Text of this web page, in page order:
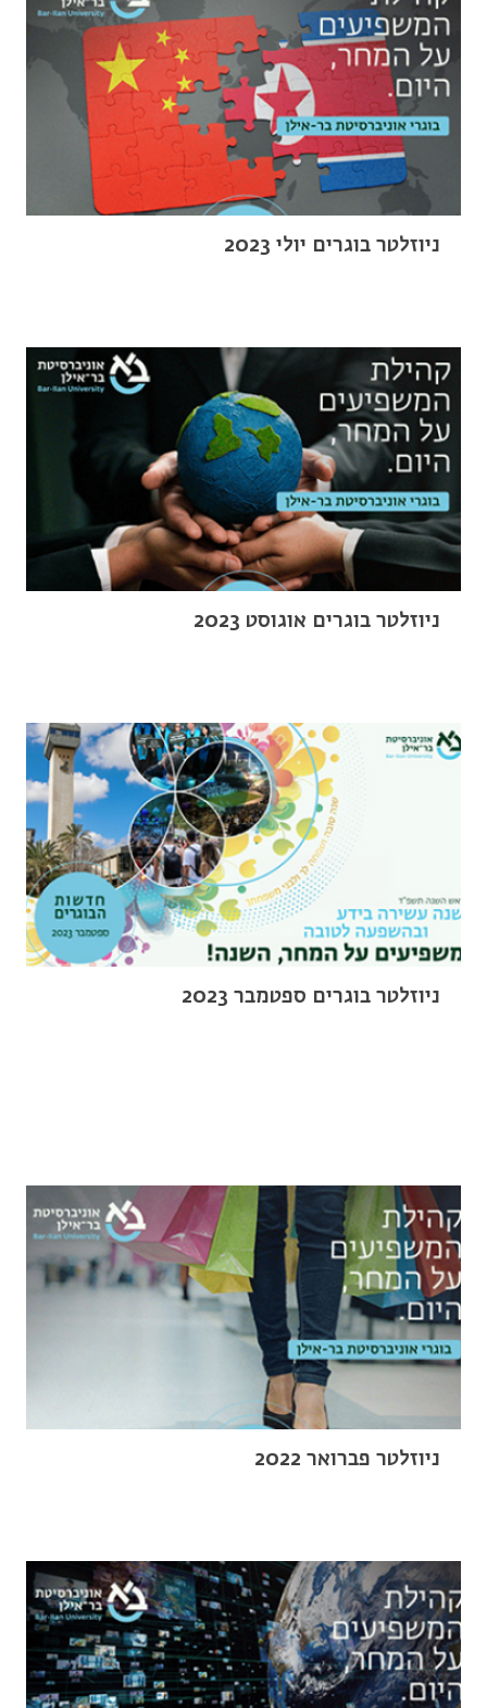
ניוזלטר בוגרים יולי 2023
ניוזלטר בוגרים אוגוסט 2023
ניוזלטר בוגרים ספטמבר 2023
ניוזלטר פברואר 2022